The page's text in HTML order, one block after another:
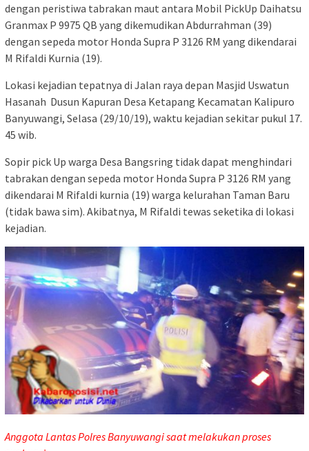
dengan peristiwa tabrakan maut antara Mobil PickUp Daihatsu
Granmax P 9975 QB yang dikemudikan Abdurrahman (39)
dengan sepeda motor Honda Supra P 3126 RM yang dikendarai
M Rifaldi Kurnia (19).
Lokasi kejadian tepatnya di Jalan raya depan Masjid Uswatun
Hasanah Dusun Kapuran Desa Ketapang Kecamatan Kalipuro
Banyuwangi, Selasa (29/10/19), waktu kejadian sekitar pukul 17.
45 wib.
Sopir pick Up warga Desa Bangsring tidak dapat menghindari
tabrakan dengan sepeda motor Honda Supra P 3126 RM yang
dikendarai M Rifaldi kurnia (19) warga kelurahan Taman Baru
(tidak bawa sim). Akibatnya, M Rifaldi tewas seketika di lokasi
kejadian.
Anggota Lantas Polres Banyuwangi saat melakukan proses